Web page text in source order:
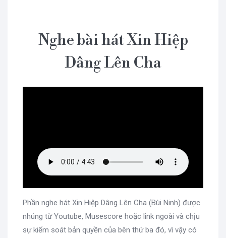
Nghe bài hát Xin Hiệp
Dâng Lên Cha
Phần nghe hát Xin Hiệp Dâng Lên Cha (Bùi Ninh) được
nhúng từ Youtube, Musescore hoặc link ngoài và chịu
sự kiểm soát bản quyền của bên thứ ba đó, vì vậy có